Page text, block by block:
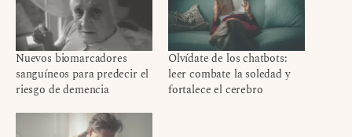
Nuevos biomarcadores
sanguíneos para predecir el
riesgo de demencia
Olvídate de los chatbots:
leer combate la soledad y
fortalece el cerebro